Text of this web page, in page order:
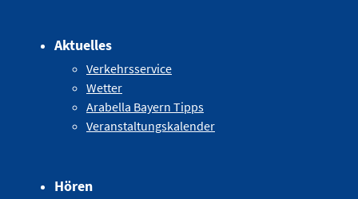
Aktuelles
Verkehrsservice
Wetter
Arabella Bayern Tipps
Veranstaltungskalender
Hören